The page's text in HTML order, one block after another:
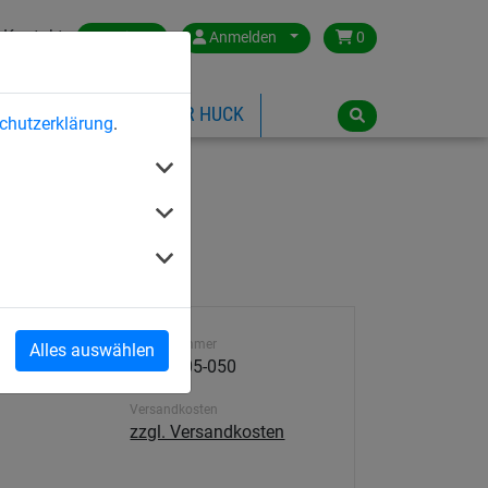
.
Alles auswählen
Kontakt Austria Anmelden 0
ÜBER HUCK
Artikelnummer
4930-005-050
Versandkosten
zzgl. Versandkosten